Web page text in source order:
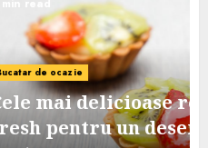
retete de tarte
sanatos si